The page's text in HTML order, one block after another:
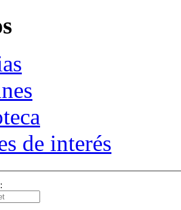
de interés